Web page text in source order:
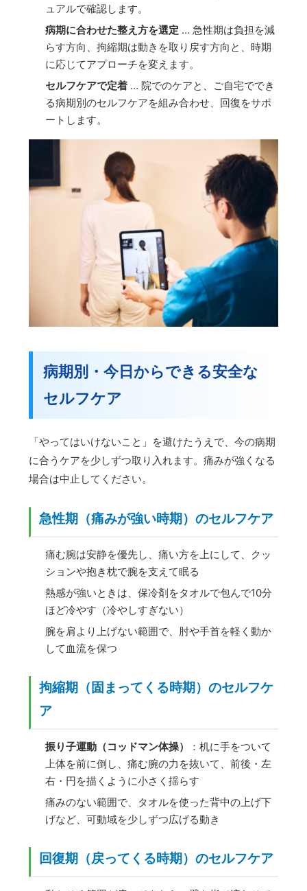
ュアルで確認します。
病期に合わせた整え方を選定 … 急性期は負担を減
らす方向、拘縮期は動きを取り戻す方向と、時期
に応じてアプローチを変えます。
セルフケアで定着 … 院でのケアと、ご自宅ででき
る病期別のセルフケアを組み合わせ、回復をサポ
ートします。
病期別・今日からできる安全な
セルフケア
「やってはいけないこと」を避けたうえで、今の病期
に合うケアを少しずつ取り入れます。痛みが強くなる
場合は中止してください。
急性期（痛みが強い時期）のセルフケア
痛む腕は安静を優先し、痛い方を上にして、クッ
ションや抱き枕で腕を支えて眠る
熱感が強いときは、保冷剤をタオルで包んで10分
ほど冷やす（冷やしすぎない）
腕を肩より上げない範囲で、肘や手首を軽く動か
して血流を保つ
拘縮期（固まってくる時期）のセルフケ
ア
振り子運動（コッドマン体操）
：机に手をついて
上体を前に倒し、痛む腕の力を抜いて、前後・左
右・円を描くように小さく揺らす
痛みのない範囲で、タオルを使った背中の上げ下
げなど、可動域を少しずつ広げる動き
回復期（戻ってくる時期）のセルフケア